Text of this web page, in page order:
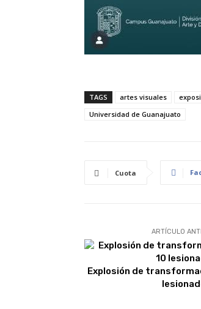
TAGS artes visuales
Universidad de Guanajuato
Cuota
ARTÍCULO
Explosión de